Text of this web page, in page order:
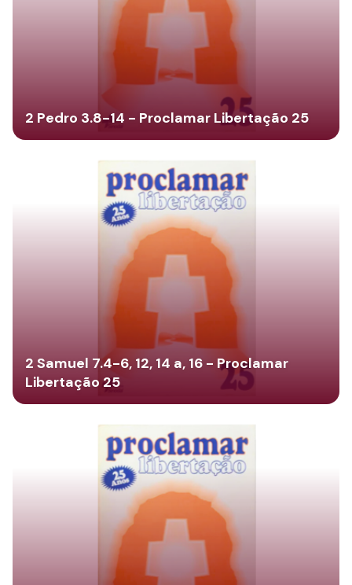
2 Pedro 3.8-14 - Proclamar Libertação 25
2 Samuel 7.4-6, 12, 14 a, 16 - Proclamar
Libertação 25